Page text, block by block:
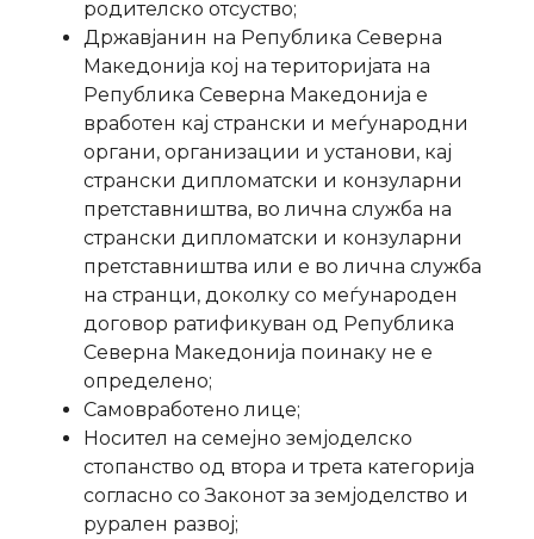
родителско отсуство;
Државјанин на Република Северна
Македонија кој на територијата на
Република Северна Македонија е
вработен кај странски и меѓународни
органи, организации и установи, кај
странски дипломатски и конзуларни
претставништва, во лична служба на
странски дипломатски и конзуларни
претставништва или е во лична служба
на странци, доколку со меѓународен
договор ратификуван од Република
Северна Македонија поинаку не е
определено;
Самовработено лице;
Носител на семејно земјоделско
стопанство од втора и трета категорија
согласно со Законот за земјоделство и
рурален развој;